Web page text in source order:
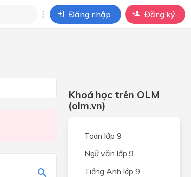
Đăng nhập Đăng ký
Khoá học trên OLM
(olm.vn)
Toán lớp 9
Ngữ văn lớp 9
Tiếng Anh lớp 9